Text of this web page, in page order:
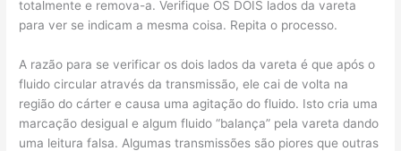
totalmente e remova-a. Verifique OS DOIS lados da vareta
para ver se indicam a mesma coisa. Repita o processo.
A razão para se verificar os dois lados da vareta é que após o
fluido circular através da transmissão, ele cai de volta na
região do cárter e causa uma agitação do fluido. Isto cria uma
marcação desigual e algum fluido “balança” pela vareta dando
uma leitura falsa. Algumas transmissões são piores que outras